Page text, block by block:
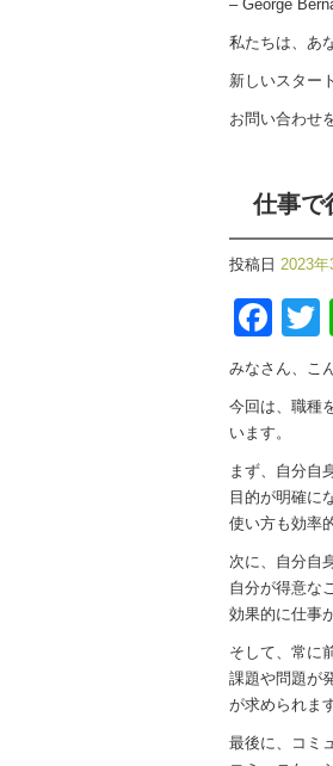
– George
私たちは、あ
新しいスター
お問い合わせ
仕事で
投稿日 2023年
みなさん、こ
今回は、職種
います。
まず、自分自
目的が明確に
使い方も効率
次に、自分自
自分が得意な
効果的に仕事
そして、常に
課題や問題が
が求められます
最後に、コミ